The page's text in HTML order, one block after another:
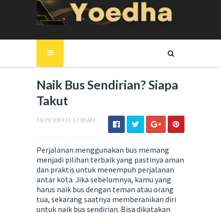
Naik Bus Sendirian? Siapa
Takut
10/29/2019 11:17:00 AM
Perjalanan menggunakan bus memang
menjadi pilihan terbaik yang pastinya aman
dan praktis untuk menempuh perjalanan
antar kota. Jika sebelumnya, kamu yang
harus naik bus dengan teman atau orang
tua, sekarang saatnya memberanikan diri
untuk naik bus sendirian. Bisa dikatakan